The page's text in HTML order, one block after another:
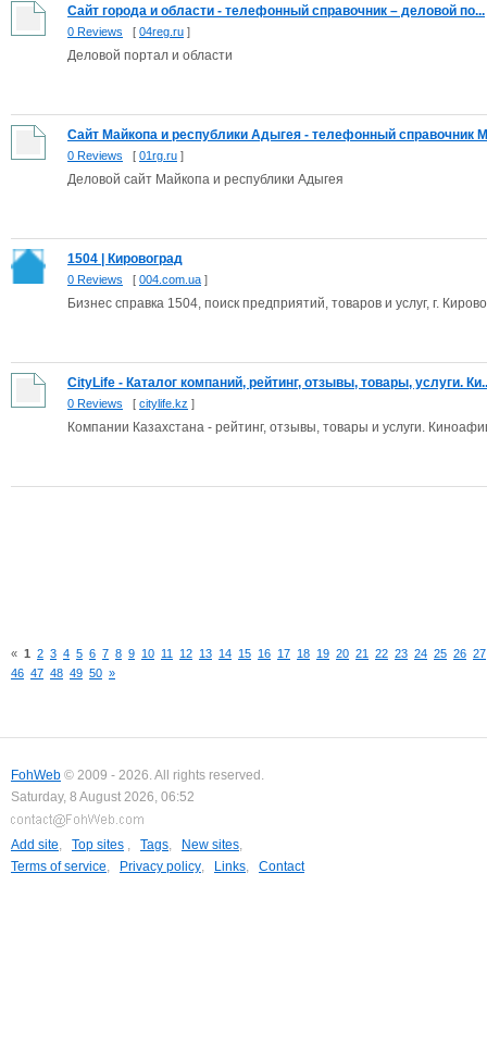
Сайт города и области - телефонный справочник – деловой по...
0 Reviews [ 04reg.ru ]
Деловой портал и области
Сайт Майкопа и республики Адыгея - телефонный справочник
0 Reviews [ 01rg.ru ]
Деловой сайт Майкопа и республики Адыгея
1504 | Кировоград
0 Reviews [ 004.com.ua ]
Бизнес справка 1504, поиск предприятий, товаров и услуг, г.
CityLife - Каталог компаний, рейтинг, отзывы, товары, услуги.
0 Reviews [ citylife.kz ]
Компании Казахстана - рейтинг, отзывы, товары и услуги.
« 1 2 3 4 5 6 7 8 9 10 11 12 13 14 15 16 17 18 19 20 21 22 23 24 25 26 27
46 47 48 49 50 »
FohWeb © 2009 - 2026. All rights reserved.
Saturday, 8 August 2026, 06:52
Add site, Top sites , Tags, New sites,
Terms of service, Privacy policy, Links, Contact